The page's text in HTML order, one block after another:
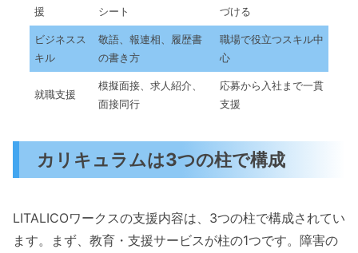
援
シート
づける
ビジネスス
キル
敬語、報連相、履歴書
の書き方
職場で役立つスキル中
心
就職支援
模擬面接、求人紹介、
面接同行
応募から入社まで一貫
支援
カリキュラムは3つの柱で構成
LITALICOワークスの支援内容は、3つの柱で構成されてい
ます。まず、教育・支援サービスが柱の1つです。障害の